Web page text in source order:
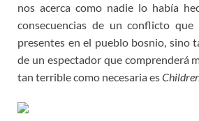
nos acerca como nadie lo había
consecuencias de un conflicto
presentes en el pueblo bosnio, sino
de un espectador que comprenderá
tan terrible como necesaria es